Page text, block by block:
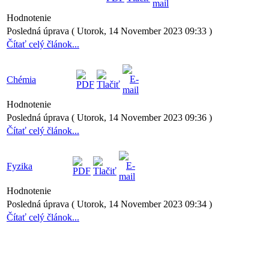
Hodnotenie
Posledná úprava ( Utorok, 14 November 2023 09:33 )
Čítať celý článok...
Chémia
Hodnotenie
Posledná úprava ( Utorok, 14 November 2023 09:36 )
Čítať celý článok...
Fyzika
Hodnotenie
Posledná úprava ( Utorok, 14 November 2023 09:34 )
Čítať celý článok...